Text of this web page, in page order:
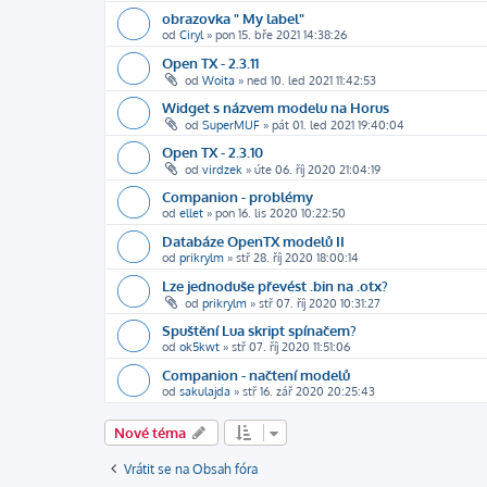
obrazovka " My label"
od Ciryl» pon 15. bře 2021 14:38:26
Open TX - 2.3.11
od Woita » ned 10. led 2021 11:42:53
Widget s názvem modelu na Horus
od SuperMUF » pát 01. led 2021 19:40:04
Open TX - 2.3.10
od virdzek » úte 06. říj 2020 21:04:19
Companion - problémy
od ellet » pon 16. lis 2020 10:22:50
Databáze OpenTX modelů II
od prikrylm » stř 28. říj 2020 18:00:14
Lze jednoduše převést .bin na .otx?
od prikrylm » stř 07. říj 2020 10:31:27
Spuštění Lua skript spínačem?
od ok5kwt » stř 07. říj 2020 11:51:06
Companion - načtení modelů
od sakulajda » stř 16. zář 2020 20:25:43
Nové téma
Vrátit se na Obsah fóra